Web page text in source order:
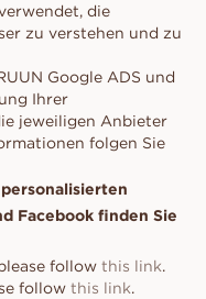
die
zu verstehen und zu
Google ADS und
Ihrer
jeweiligen Anbieter
folgen Sie
Facebook finden Sie
follow this link.
follow this link.